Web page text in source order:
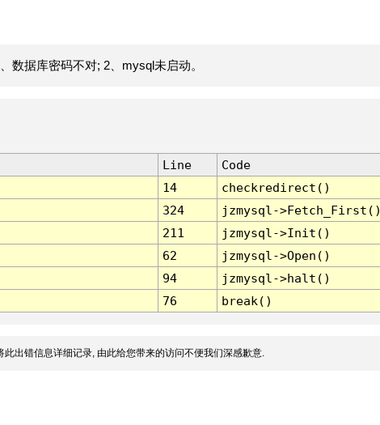
数据库密码不对; 2、mysql未启动。
Line
Code
14
checkredirect()
324
jzmysql-
211
jzmysql->Init()
62
jzmysql->Open()
94
jzmysql->halt()
76 break()
出错信息详细记录, 由此给您带来的访问不便我们深感歉意.